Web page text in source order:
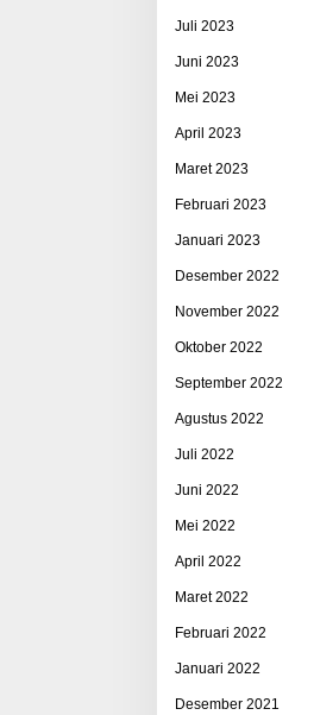
Juli 2023
Juni 2023
Mei 2023
April 2023
Maret 2023
Februari 2023
Januari 2023
Desember 2022
November 2022
Oktober 2022
September 2022
Agustus 2022
Juli 2022
Juni 2022
Mei 2022
April 2022
Maret 2022
Februari 2022
Januari 2022
Desember 2021